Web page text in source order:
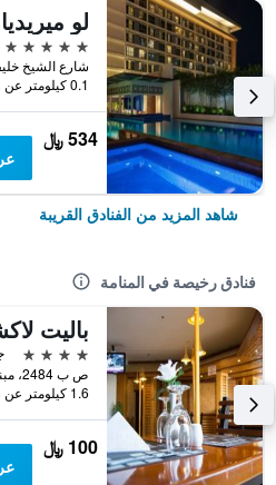
5 نجوم
0.1 كيلومتر عن وسط المدينة
534 ﷼
شاهد المزيد من الفنادق القريبة
فنادق رخيصة في المنامة
4 نجوم
1.6 كيلومتر عن وسط المدينة
100 ﷼